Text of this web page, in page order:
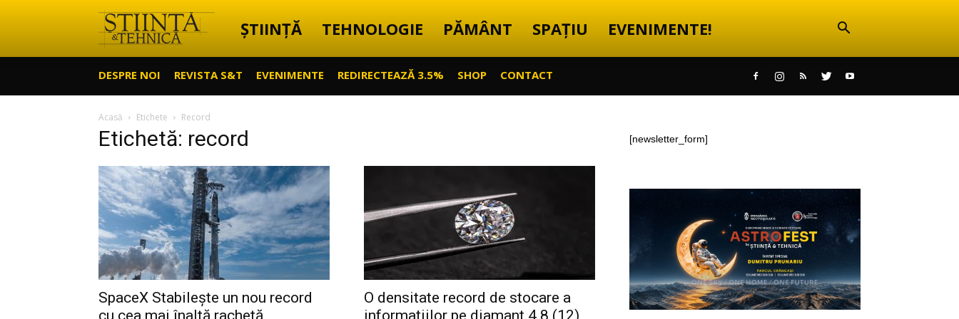
Știință
Tehnică
ȘTIINȚĂ TEHNOLOGIE PĂMÂNT SPAȚIU EVENIMENTE!
DESPRE NOI REVISTA S&T EVENIMENTE REDIRECTEAZĂ 3.5% SHOP CONTACT
Acasă Etichete Record
Etichetă: record
SpaceX Stabilește un nou record
cu cea mai înaltă rachetă
O densitate record de stocare a
informațiilor pe diamant 4.8 (12)
[newsletter_form]